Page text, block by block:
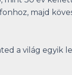
majd
a világ egyik